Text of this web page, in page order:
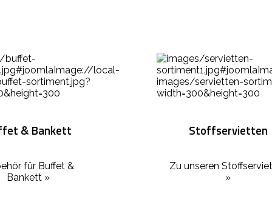
& Bankett
für Buffet &
Bankett »
Stoffservietten
Zu unseren
»